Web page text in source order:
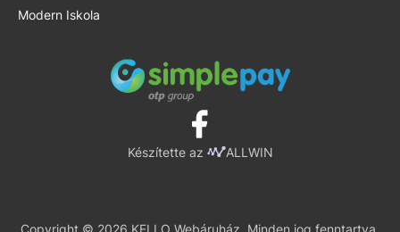
Modern Iskola
Készítette az ALLWIN